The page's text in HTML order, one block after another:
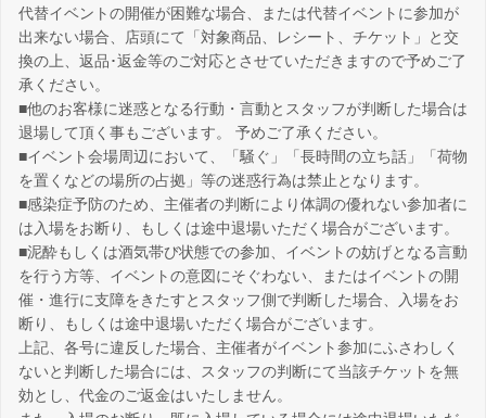
代替イベントの開催が困難な場合、または代替イベントに参加が
出来ない場合、店頭にて「対象商品、レシート、チケット」と交
換の上、返品･返金等のご対応とさせていただきますので予めご了
承ください。
■他のお客様に迷惑となる行動・言動とスタッフが判断した場合は
退場して頂く事もございます。 予めご了承ください。
■イベント会場周辺において、「騒ぐ」「長時間の立ち話」「荷物
を置くなどの場所の占拠」等の迷惑行為は禁止となります。
■感染症予防のため、主催者の判断により体調の優れない参加者に
は入場をお断り、もしくは途中退場いただく場合がございます。
■泥酔もしくは酒気帯び状態での参加、イベントの妨げとなる言動
を行う方等、イベントの意図にそぐわない、またはイベントの開
催・進行に支障をきたすとスタッフ側で判断した場合、入場をお
断り、もしくは途中退場いただく場合がございます。
上記、各号に違反した場合、主催者がイベント参加にふさわしく
ないと判断した場合には、スタッフの判断にて当該チケットを無
効とし、代金のご返金はいたしません。